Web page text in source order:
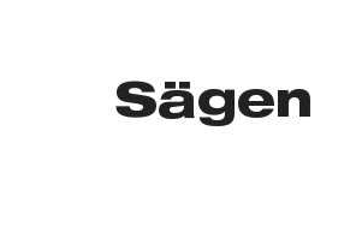
Sägen